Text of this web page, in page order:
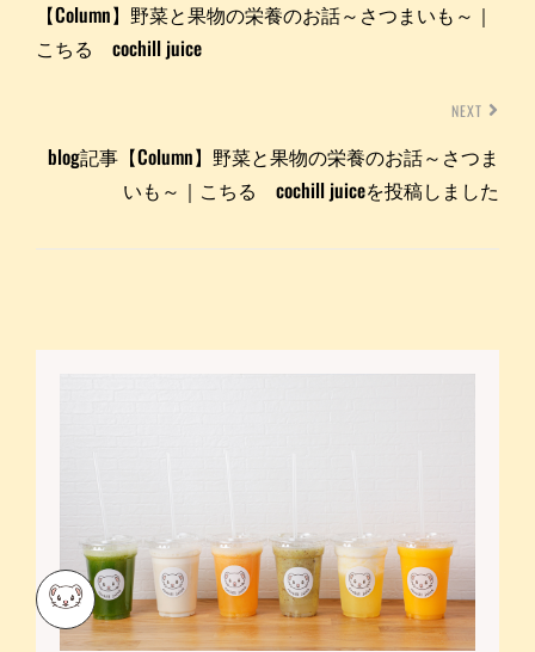
【Column】野菜と果物の栄養のお話～さつまいも～｜
こちる cochill juice
NEXT
blog記事【Column】野菜と果物の栄養のお話～さつま
いも～｜こちる cochill juiceを投稿しました